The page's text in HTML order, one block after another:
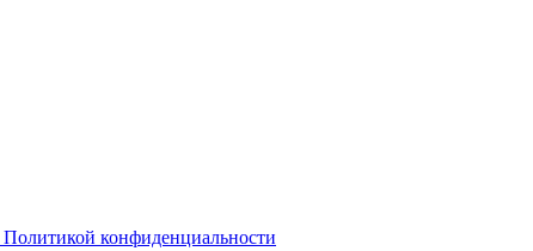
Политикой конфиденциальности